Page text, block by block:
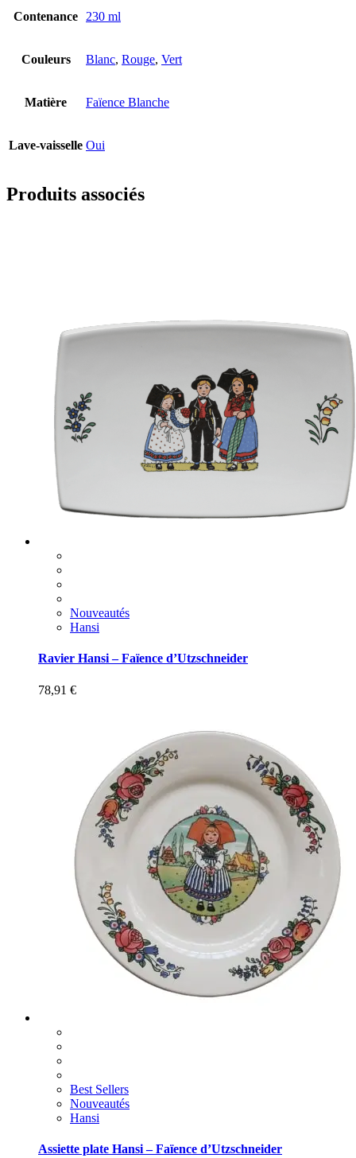
Contenance 230 ml
Couleurs Blanc, Rouge, Vert
Matière Faïence Blanche
Lave-vaisselle Oui
Produits associés
Nouveautés
Hansi
Ravier Hansi – Faïence d’Utzschneider
78,91 €
Best Sellers
Nouveautés
Hansi
Assiette plate Hansi – Faïence d’Utzschneider